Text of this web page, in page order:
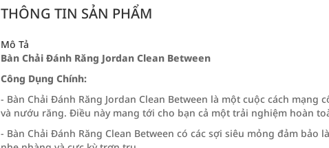
THÔNG TIN SẢN PHẨM
Mô Tả
Bàn Chải Đánh Răng Jordan Clean Between
Công Dụng Chính:
- Bàn Chải Đánh Răng Jordan Clean Between là một cuộc cách
và nướu răng. Điều này mang tới cho bạn cả một trải nghiệm hoàn
- Bàn Chải Đánh Răng Clean Between có các sợi siêu mỏng đảm bảo